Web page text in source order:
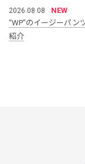
2026.08.08
NEW
“WP”のイージーパン
紹介